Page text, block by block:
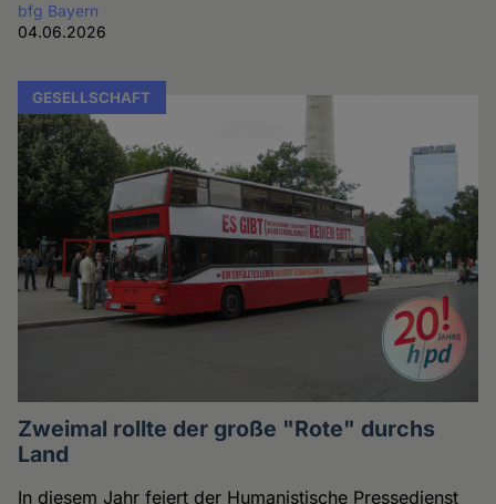
bfg Bayern
04.06.2026
GESELLSCHAFT
Zweimal rollte der große "Rote" durchs
Land
In diesem Jahr feiert der Humanistische Pressedienst